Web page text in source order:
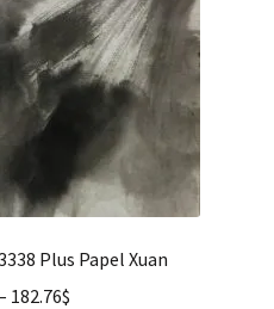
Plus Papel Xuan
182.76$